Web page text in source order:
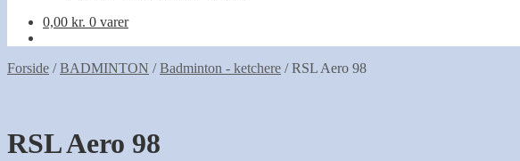
0,00 kr. 0 varer
Forside /BADMINTON /Badminton - ketchere /RSL Aero 98
RSL Aero 98